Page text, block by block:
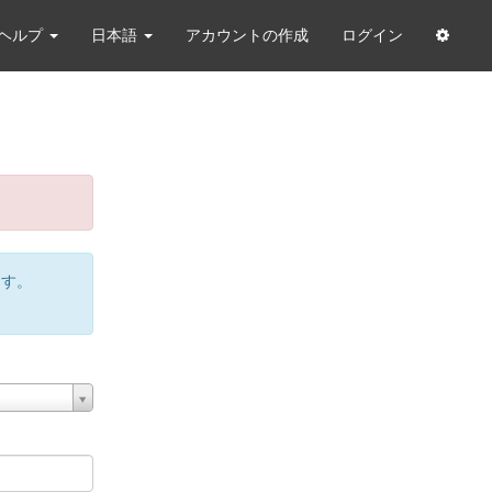
ルプ 日本語 アカウントの作成 ログイン
。